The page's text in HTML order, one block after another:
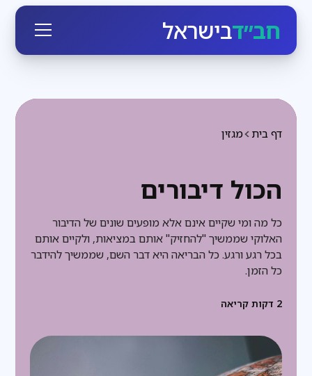
חב״דבישראל
מגזין דף בית
הכול דיבורים
כל מה ומי שקיים אינם אלא מופעים שונים של הדיבור
האלוקי שממשיך "להחזיק" אותם במציאות, ולקיים אותם
בכל רגע ורגע. כל הבריאה היא דבר השם, שממשיך להידבר
כל הזמן.
2 דקות קריאה